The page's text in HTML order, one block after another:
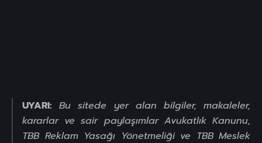
UYARI: Bu sitede yer alan bilgiler, makaleler,
kararlar ve sair paylaşımlar Avukatlık Kanunu,
TBB Reklam Yasağı Yönetmeliği ve TBB Meslek